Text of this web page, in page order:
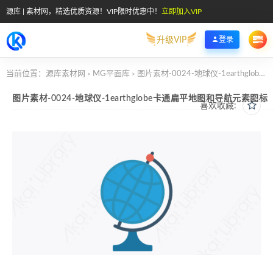
源库 | 素材网，精选优质资源！VIP限时优惠中！ 立即加入VIP
升级VIP 登录
当前位置： 源库素材网 > MG平面库 > 图片素材-0024-地球仪-1earthglobe卡通扁平地图和导航元素图标
喜欢收藏:
图片素材-0024-地球仪-1earthglobe卡通扁平地图和导航元素图标